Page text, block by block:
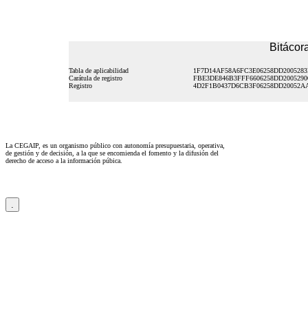
Tabla de aplicabilidad
Carátula de registro
Registro
La CEGAIP, es un organismo público con autonomía presupuestaria, operativa,
de gestión y de decisión, a la que se encomienda el fomento y la difusión del
derecho de acceso a la información púbica.